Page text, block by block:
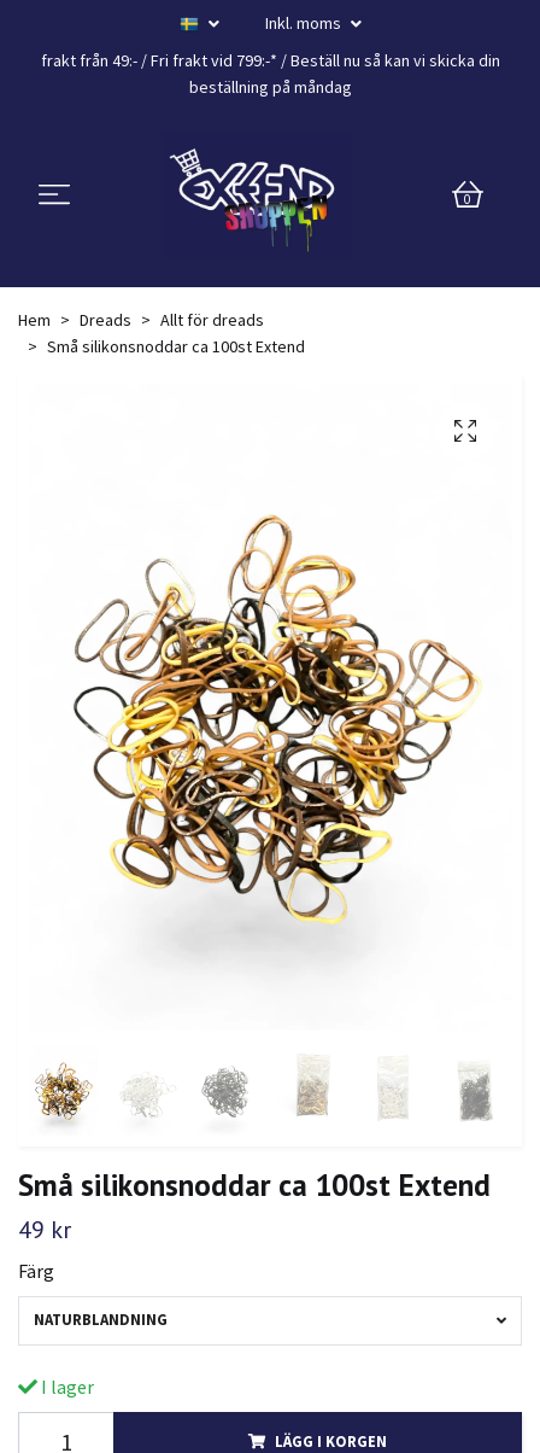
Inkl. moms
frakt från 49:- /Fri frakt vid 799:-* / Beställ nu så kan vi skicka din
beställning på måndag
0
Hem Dreads
Allt för dreads
Små silikonsnoddar ca 100st Extend
Små silikonsnoddar ca 100st Extend
49 kr
Färg
NATURBLANDNING
I lager
LÄGG I KORGEN